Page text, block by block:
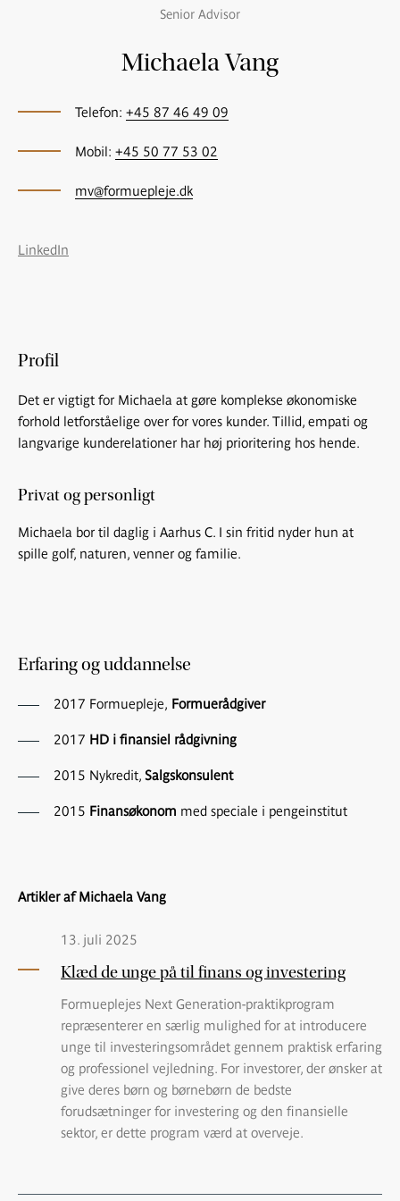
Senior Advisor
Michaela Vang
Telefon: +45 87 46 49 09
Mobil: +45 50 77 53 02
mv@formuepleje.dk
LinkedIn
Profil
Det er vigtigt for Michaela at gøre komplekse økonomiske
forhold letforståelige over for vores kunder. Tillid, empati og
langvarige kunderelationer har høj prioritering hos hende.
Privat og personligt
Michaela bor til daglig i Aarhus C. I sin fritid nyder hun at
spille golf, naturen, venner og familie.
Erfaring og uddannelse
2017 Formuepleje, Formuerådgiver
2017 HD i finansiel rådgivning
2015 Nykredit, Salgskonsulent
2015 Finansøkonom med speciale i pengeinstitut
Artikler af Michaela Vang
13. juli 2025
Klæd de unge på til finans og investering
Formueplejes Next Generation-praktikprogram
repræsenterer en særlig mulighed for at introducere
unge til investeringsområdet gennem praktisk erfaring
og professionel vejledning. For investorer, der ønsker at
give deres børn og børnebørn de bedste
forudsætninger for investering og den finansielle
sektor, er dette program værd at overveje.